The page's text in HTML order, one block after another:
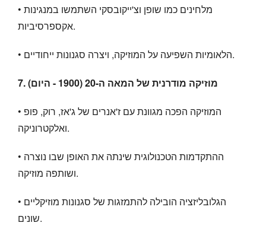
• מלחינים כמו שופן וצ'ייקובסקי השתמשו במנגינות
אקספרסיביות.
• הלאומיות השפיעה על המוזיקה, ויצרה סגנונות ייחודיים.
7. מוזיקה מודרנית של המאה ה-20 (1900 - היום)
• המוזיקה הפכה מגוונת עם ז'אנרים של ג'אז, רוק, פופ
ואלקטרוניקה.
• ההתקדמות הטכנולוגית שינתה את האופן שבו נוצרה
ושותפה מוזיקה.
• הגלובליזציה הובילה להתמזגות של סגנונות מוזיקליים
שונים.